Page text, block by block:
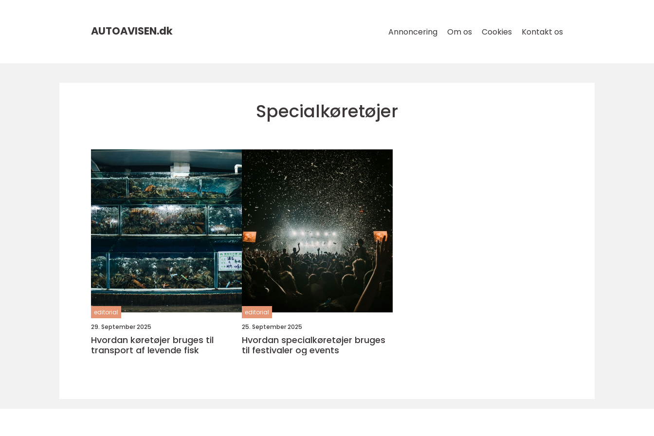
AUTOAVISEN.dk Annoncering Om os Cookies Kontakt os
Specialkøretøjer
editorial
29. September 2025
Hvordan køretøjer bruges til
transport af levende fisk
editorial
25. September 2025
Hvordan specialkøretøjer bruges
til festivaler og events